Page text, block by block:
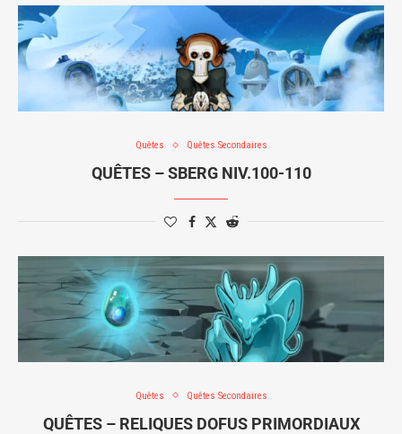
Quêtes Quêtes Secondaires
QUÊTES – SBERG NIV.100-110
Quêtes Quêtes Secondaires
QUÊTES – RELIQUES DOFUS PRIMORDIAUX